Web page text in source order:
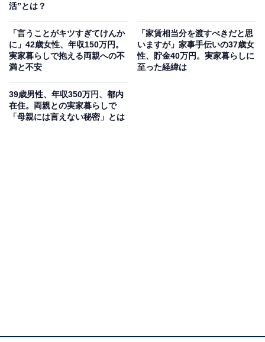
活”とは？
「言うことがキツすぎてけんか
に」42歳女性、年収150万円。
実家暮らしで抱える両親への不
満と不安
「家賃相当分を渡すべきだと思
いますが」家事手伝いの37歳女
性、貯金40万円。実家暮らしに
至った経緯は
39歳男性、年収350万円、都内
在住。両親との実家暮らしで
「母親には言えない秘密」とは